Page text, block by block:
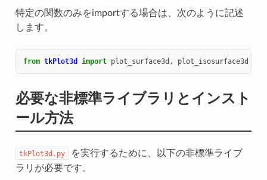
特定の関数のみをimportする場合は、次のように記述
します。
from tkPlot3d import plot_surface3d , plot_isosurface3d
必要な非標準ライブラリとインスト
ール方法
tkPlot3d.py
を実行するために、以下の非標準ライブ
ラリが必要です。